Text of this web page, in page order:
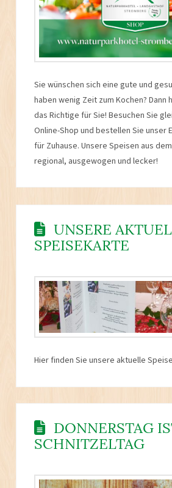
Sie wünschen sich eine gute und
haben wenig Zeit zum Kochen? Dann
das Richtige für Sie! Besuchen Sie
Online-Shop und bestellen Sie unser
für Zuhause. Unsere Speisen aus
regional, ausgewogen und lecker!
UNSERE
SPEISEKARTE
Hier finden Sie unsere aktuelle
DONNERSTAG
SCHNITZELTAG